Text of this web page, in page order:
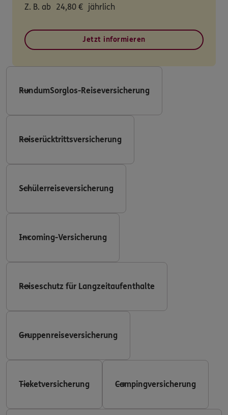
Z. B. ab 24,80 € jährlich
Jetzt informieren
RundumSorglos-Reiseversicherung
Reiserücktrittsversicherung
Schülerreiseversicherung
Incoming-Versicherung
Reiseschutz für Langzeitaufenthalte
Gruppenreiseversicherung
Ticketversicherung Campingversicherung